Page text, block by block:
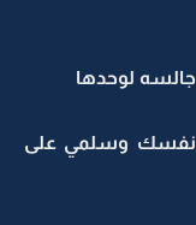
جالسه لوحدها
نفسك وسلمي على